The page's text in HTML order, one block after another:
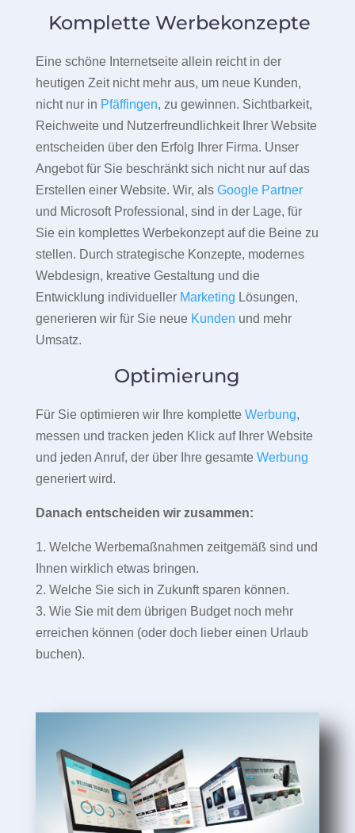
Komplette Werbekonzepte
Eine schöne Internetseite allein reicht in der
heutigen Zeit nicht mehr aus, um neue Kunden,
nicht nur in Pfäffingen, zu gewinnen. Sichtbarkeit,
Reichweite und Nutzerfreundlichkeit Ihrer Website
entscheiden über den Erfolg Ihrer Firma. Unser
Angebot für Sie beschränkt sich nicht nur auf das
Erstellen einer Website. Wir, als Google Partner
und Microsoft Professional, sind in der Lage, für
Sie ein komplettes Werbekonzept auf die Beine zu
stellen. Durch strategische Konzepte, modernes
Webdesign, kreative Gestaltung und die
Entwicklung individueller Marketing Lösungen,
generieren wir für Sie neue Kunden und mehr
Umsatz.
Optimierung
Für Sie optimieren wir Ihre komplette Werbung,
messen und tracken jeden Klick auf Ihrer Website
und jeden Anruf, der über Ihre gesamte Werbung
generiert wird.
Danach entscheiden wir zusammen:
1. Welche Werbemaßnahmen zeitgemäß sind und
Ihnen wirklich etwas bringen.
2. Welche Sie sich in Zukunft sparen können.
3. Wie Sie mit dem übrigen Budget noch mehr
erreichen können (oder doch lieber einen Urlaub
buchen).